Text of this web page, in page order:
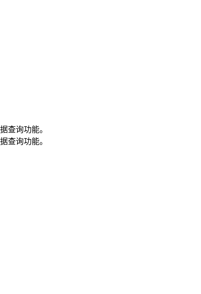
查询功能。
查询功能。